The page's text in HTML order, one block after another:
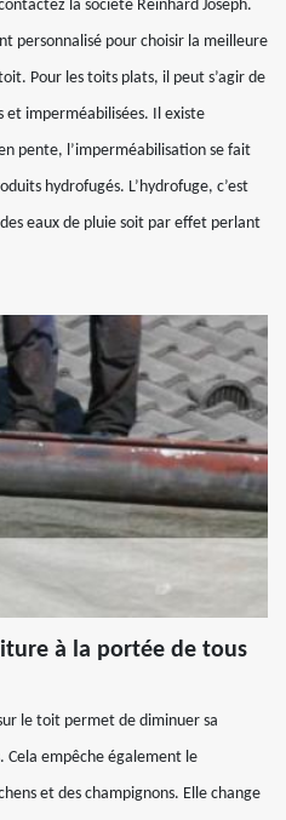
la société Reinhard Joseph.
personnalisé pour choisir la meilleure
Pour les toits plats, il peut s’agir de
et imperméabilisées. Il existe
pente, l’imperméabilisation se fait
hydrofugés. L’hydrofuge, c’est
eaux de pluie soit par effet perlant
à la portée de tous
le toit permet de diminuer sa
Cela empêche également le
et des champignons. Elle change